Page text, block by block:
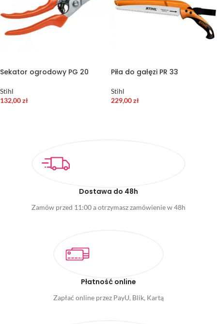
Sekator ogrodowy PG 20
Stihl
132,00zł
Piła do gałęzi PR 33
Stihl
229,00zł
Dostawa do 48h
Zamów przed 11:00 a otrzymasz zamówienie w 48h
Płatność online
Zapłać online przez PayU, Blik, Kartą